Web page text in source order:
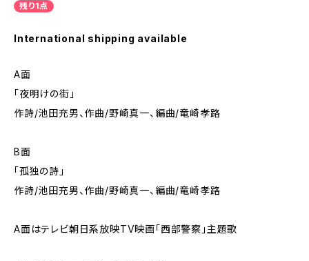
残り1点
International shipping available
A面
「夜明けの街」
作詩/池田充男、作曲/野崎真一、編曲/竜崎孝路
B面
「孤独の詩」
作詩/池田充男、作曲/野崎真一、編曲/竜崎孝路
A面はテレビ朝日系放映TV映画「西部警察」主題歌